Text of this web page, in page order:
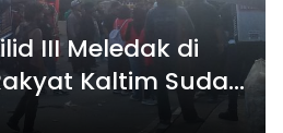
III Meledak di
Kaltim Sudah